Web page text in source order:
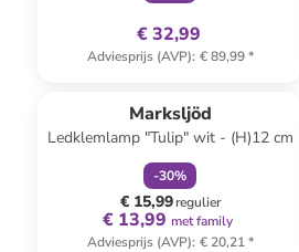
€ 32,99
Adviesprijs (AVP): € 89,99*
Marksljöd
Ledklemlamp "Tulip" wit - (H)12 cm
-30%
€ 15,99regulier
€ 13,99 met family
Adviesprijs (AVP): € 20,21*